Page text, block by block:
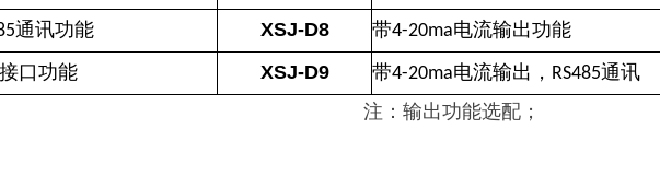
通讯功能 XSJ-D8 带4-20ma电流输出功能
接口功能 XSJ-D9 带4-20ma电流输出， RS485通讯
注：输出功能选配；